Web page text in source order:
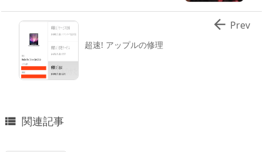
超速! アップルの修理
 Prev
 関連記事